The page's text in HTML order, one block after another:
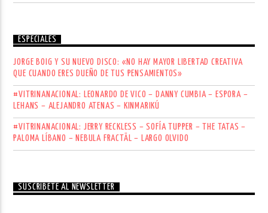
ESPECIALES
JORGE BOIG Y SU NUEVO DISCO: «NO HAY MAYOR LIBERTAD CREATIVA
QUE CUANDO ERES DUEÑO DE TUS PENSAMIENTOS»
#VITRINANACIONAL: LEONARDO DE VICO – DANNY CUMBIA – ESPORA –
LEHANS – ALEJANDRO ATENAS – KINMARIKÚ
#VITRINANACIONAL: JERRY RECKLESS – SOFÍA TUPPER – THE TATAS –
PALOMA LÍBANO – NEBULA FRACTÄL – LARGO OLVIDO
SUSCRÍBETE AL NEWSLETTER